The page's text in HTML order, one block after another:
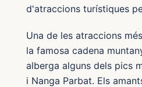
d'atraccions turístiques
Una de les atraccions
la famosa cadena
alberga alguns dels pics
i Nanga Parbat. Els